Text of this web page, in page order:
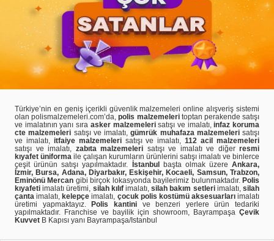
Türkiye’nin en geniş içerikli güvenlik malzemeleri online alışveriş sistemi
olan polismalzemeleri.com’da,polis malzemeleritoptan perakende satışı
ve imalatının yanı sıra asker malzemelerisatışı ve imalatı,infaz koruma
cte malzemeleri satışı ve imalatı,gümrük muhafaza malzemelerisatışı
ve imalatı, itfaiye malzemelerisatışı ve imalatı,112 acil malzemeleri
satışı ve imalatı, zabıta malzemeleri satışı ve imalatı ve diğer resmi
kıyafet üniforma ile çalışan kurumların ürünlerini satışı imalatı ve binlerce
çeşit ürünün satışı yapılmaktadır.
İstanbul başta olmak üzere Ankara,
İzmir, Bursa, Adana, Diyarbakır, Eskişehir, Kocaeli, Samsun, Trabzon,
Eminönü Mercan gibi birçok lokasyonda bayilerimiz bulunmaktadır. Polis
kıyafeti imalatı üretimi, silah kılıfimalatı,silah bakım setleriimalatı,silah
çanta imalatı, kelepçe imalatı, çocuk polis kostümü aksesuarlarıimalatı
üretimi yapmaktayız.
Polis kantinive benzeri yerlere ürün tedariki
yapılmaktadır. Franchise ve bayilik için showroom, Bayrampaşa Çevik
Kuvvet B Kapısı yanı Bayrampaşa/Istanbul